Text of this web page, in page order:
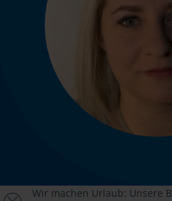
Wir machen Urlaub: Unsere